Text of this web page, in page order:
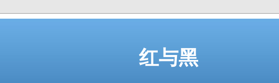
红与黑